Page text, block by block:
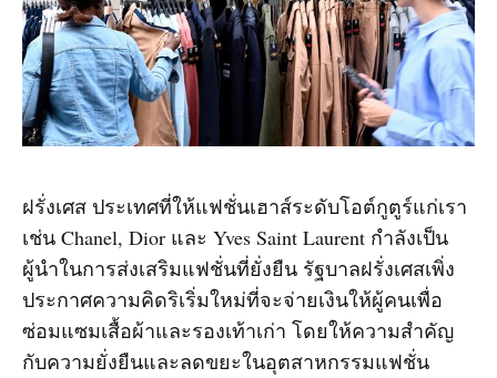
ฝรั่งเศส ประเทศที่ให้แฟชั่นเฮาส์ระดับโอต์กูตูร์แก่เรา
เช่น Chanel, Dior และ Yves Saint Laurent กำลังเป็น
ผู้นำในการส่งเสริมแฟชั่นที่ยั่งยืน รัฐบาลฝรั่งเศสเพิ่ง
ประกาศความคิดริเริ่มใหม่ที่จะจ่ายเงินให้ผู้คนเพื่อ
ซ่อมแซมเสื้อผ้าและรองเท้าเก่า โดยให้ความสำคัญ
กับความยั่งยืนและลดขยะในอุตสาหกรรมแฟชั่น